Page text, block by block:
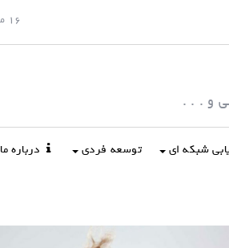
16 مرداد, 1405
و . . .
شبکه ای توسعه فردی درباره ما